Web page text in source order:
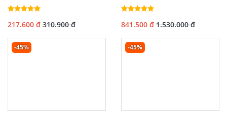
217.600 đ 310.900 đ 841.500 đ 1.530.000 đ
-45% -45%